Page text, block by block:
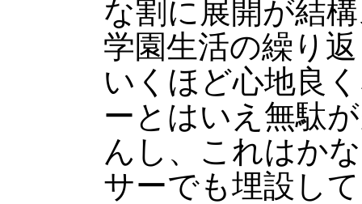
な割に展開が結
学園生活の繰り
いくほど心地良
ーとはいえ無駄
んし、これはか
サーでも埋設し